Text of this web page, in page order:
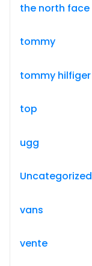
the north face
tommy
tommy hilfiger
top
ugg
Uncategorized
vans
vente